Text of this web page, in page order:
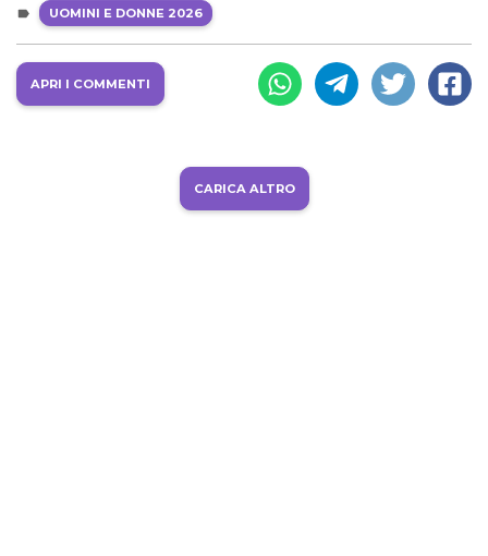
UOMINI E DONNE 2026
APRI I COMMENTI
CARICA ALTRO